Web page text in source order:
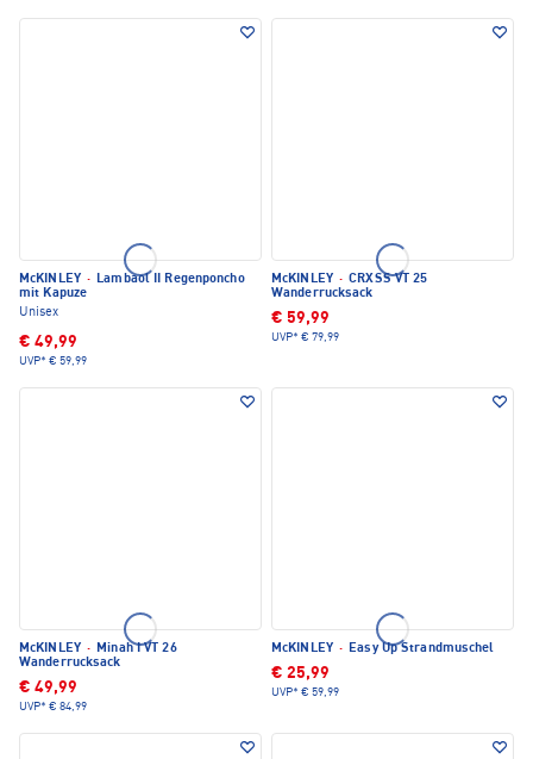
McKINLEY · Lambaol II Regenponcho
mit Kapuze
Unisex
€ 49,99
UVP* € 59,99
McKINLEY · CRXSS VT 25
Wanderrucksack
€ 59,99
UVP* € 79,99
McKINLEY · Minah I VT 26
Wanderrucksack
€ 49,99
UVP* € 84,99
McKINLEY · Easy Up Strandmuschel
€ 25,99
UVP* € 59,99